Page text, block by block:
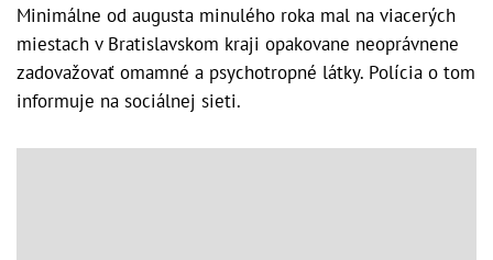
Minimálne od augusta minulého roka mal na viacerých
miestach v Bratislavskom kraji opakovane neoprávnene
zadovažovať omamné a psychotropné látky. Polícia o tom
informuje na sociálnej sieti.